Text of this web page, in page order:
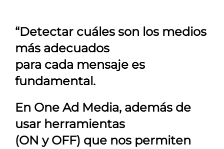
“Detectar cuáles son los medios
más adecuados
para cada mensaje es
fundamental.
En One Ad Media, además de
usar herramientas
(ON y OFF) que nos permiten